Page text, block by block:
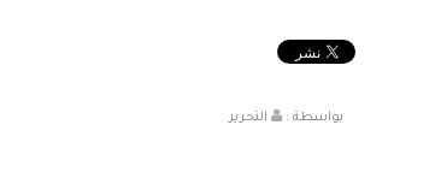
بواسطة : التحرير